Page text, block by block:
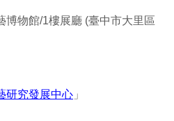
博物館/1樓展廳 (臺中市大里區
研究發展中心 」